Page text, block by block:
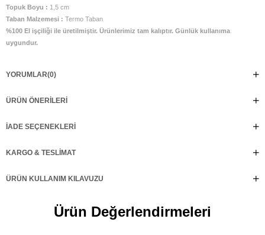
Topuk Boyu : 1,5 cm
Taban Malzemesi : Termo Taban
%100 El işçiliği ile üretilmiştir. Ürünlerimiz tam kalıptır. Günlük kullanıma
uygundur.
YORUMLAR(0)
ÜRÜN ÖNERILERI
İADE SEÇENEKLERI
KARGO & TESLIMAT
ÜRÜN KULLANIM KILAVUZU
Ürün Değerlendirmeleri